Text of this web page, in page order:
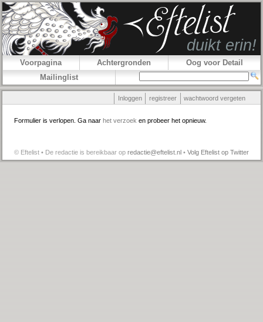
Voorpagina Achtergronden
Oog voor Detail
Mailinglist
Inloggen registreer wachtwoord vergeten
Formulier is verlopen. Ga naar het verzoek en probeer het opnieuw.
© Eftelist • De redactie is bereikbaar op redactie@eftelist.nl • Volg Eftelist op Twitter